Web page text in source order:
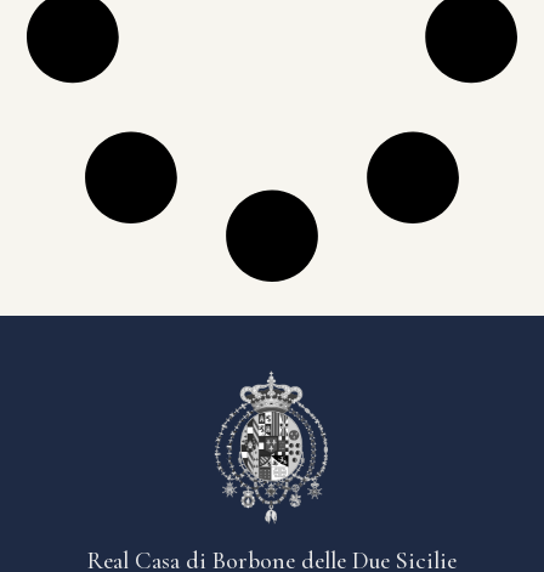
Real Casa di Borbone delle Due Sicilie